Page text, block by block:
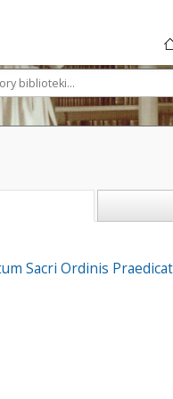
Sacri Ordinis